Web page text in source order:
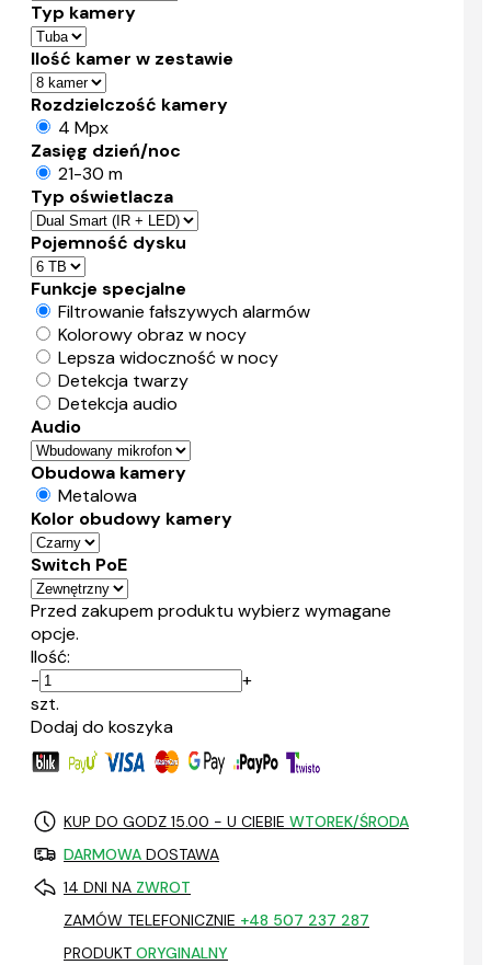
Typ kamery
Ilość kamer w zestawie
Rozdzielczość kamery
4 Mpx
Zasięg dzień/noc
21-30 m
Typ oświetlacza
Pojemność dysku
Funkcje specjalne
Filtrowanie fałszywych alarmów
Kolorowy obraz w nocy
Lepsza widoczność w nocy
Detekcja twarzy
Detekcja audio
Audio
Obudowa kamery
Metalowa
Kolor obudowy kamery
Switch PoE
Przed zakupem produktu wybierz wymagane
opcje.
Ilość:
-
+
szt.
Dodaj do koszyka
KUP DO GODZ 15.00 - U CIEBIE WTOREK/ŚRODA
DARMOWA DOSTAWA
14 DNI NA ZWROT
ZAMÓW TELEFONICZNIE +48 507 237 287
PRODUKT ORYGINALNY